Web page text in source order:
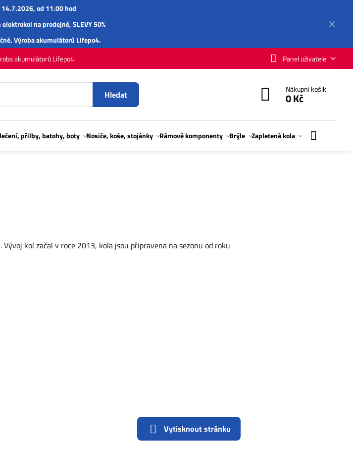
✕
14.7.2026, od 11.00 hod
elektrokol na prodejně, SLEVY 50%
Výroba akumulátorů Lifepo4.
akumulátorů Lifepo4 Panel uživatele
Hledat Nákupní košík
0 Kč
přilby, batohy, boty Nosiče, koše, stojánky Rámové komponenty Brýle Zapletená kola
kol začal v roce 2013, kola jsou připravena na sezonu od roku
Vytisknout stránku